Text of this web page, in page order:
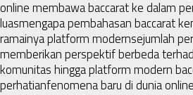
online membawa baccarat ke dalam
luasmengapa pembahasan baccarat
ramainya platform modernsejumlah
memberikan perspektif berbeda
komunitas hingga platform modern
perhatianfenomena baru di dunia